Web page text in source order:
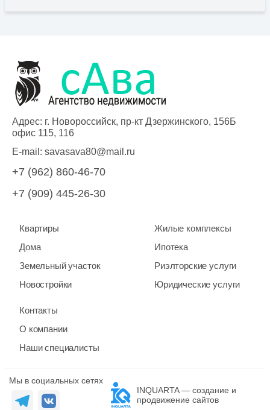
Адрес: г. Новороссийск, пр-кт Дзержинского, 156Б
офис 115, 116
E-mail: savasava80@mail.ru
+7 (962) 860-46-70
+7 (909) 445-26-30
Квартиры
Дома
Земельный участок
Новостройки
Жилые комплексы
Ипотека
Риэлторские услуги
Юридические услуги
Контакты
О компании
Наши специалисты
Мы в социальных сетях
INQUARTA — создание и
продвижение сайтов